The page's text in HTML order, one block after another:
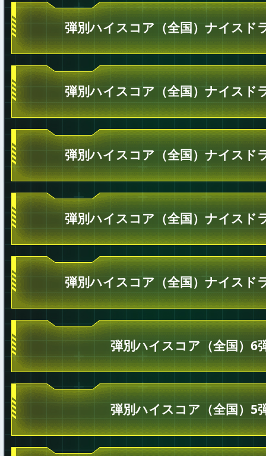
弾別ハイスコア（全国）ナイスド
弾別ハイスコア（全国）ナイスド
弾別ハイスコア（全国）ナイスド
弾別ハイスコア（全国）ナイスド
弾別ハイスコア（全国）ナイスド
弾別ハイスコア（全国）6
弾別ハイスコア（全国）5